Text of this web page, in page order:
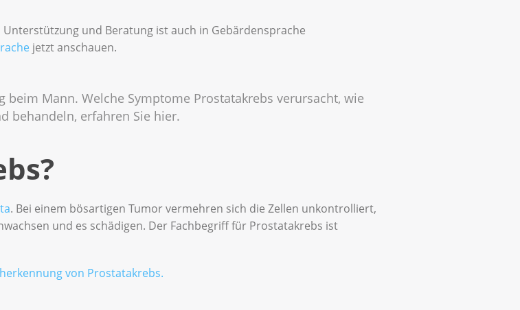
und Beratung ist auch in Gebärdensprache
jetzt anschauen.
Mann. Welche Symptome Prostatakrebs verursacht, wie
behandeln, erfahren Sie hier.
. Bei einem bösartigen Tumor vermehren sich die Zellen unkontrolliert,
und es schädigen. Der Fachbegriff für Prostatakrebs ist
von Prostatakrebs.